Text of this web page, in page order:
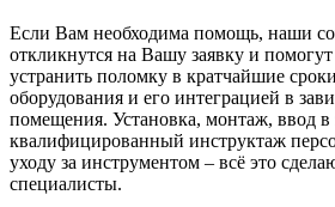
Если Вам необходима помощь, наши
откликнутся на Вашу заявку и
устранить поломку в кратчайшие
оборудования и его интеграцией в
помещения. Установка, монтаж, ввод в
квалифицированный инструктаж
уходу за инструментом – всё это
специалисты.